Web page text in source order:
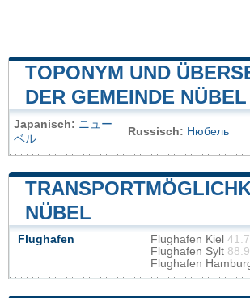
TOPONYM UND
DER GEMEINDE NÜBEL
Japanisch: ニュー
ベル
Russisch: Нюбель
NÜBEL
Flughafen Flughafen Kiel
Flughafen Sylt
Flughafen